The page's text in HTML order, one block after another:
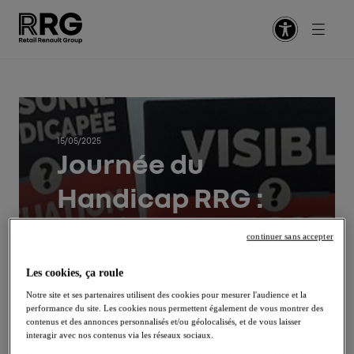
Notre politique RH
Nos valeurs
Nos engagements
Notre Centre de Services Partagés
Vente
Après-vente
Fonctions supports
Comptabilité
Passerelles
5 raisons de prendre un nouveau virage
Embarquez en CDI / CDD
Sautez à bord d'un Graduate Program
Circulez en VIE
Nos conseils aux candidats
Indeed
Glassdoor
Potentialpark
Facebook
LinkedIn
Email
15/05/2025
Journée du
Handicap RRG :
tous concernés,
tous mobilisés !
Les cookies, ça roule
Notre site et ses partenaires utilisent des cookies pour mesurer l'audience et la
performance du site. Les cookies nous permettent également de vous montrer des
contenus et des annonces personnalisés et/ou géolocalisés, et de vous laisser
interagir avec nos contenus via les réseaux sociaux.
continuer sans accepter